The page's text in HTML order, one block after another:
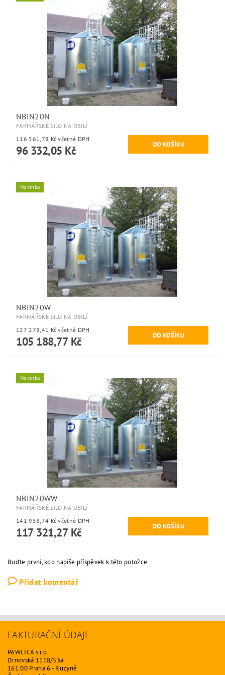
NBIN20N
FARMÁŘSKÉ SILO NA OBILÍ
116 561,78 Kč včetně DPH
96 332,05 Kč
Novinka
NBIN20W
FARMÁŘSKÉ SILO NA OBILÍ
127 278,41 Kč včetně DPH
105 188,77 Kč
Novinka
NBIN20WW
FARMÁŘSKÉ SILO NA OBILÍ
141 958,74 Kč včetně DPH
117 321,27 Kč
Buďte první, kdo napíše příspěvek k této položce.
Přidat komentář
FAKTURAČNÍ ÚDAJE
PAWLICA s.r.o.
Drnovská 1118/53a
161 00 Praha 6 - Ruzyně